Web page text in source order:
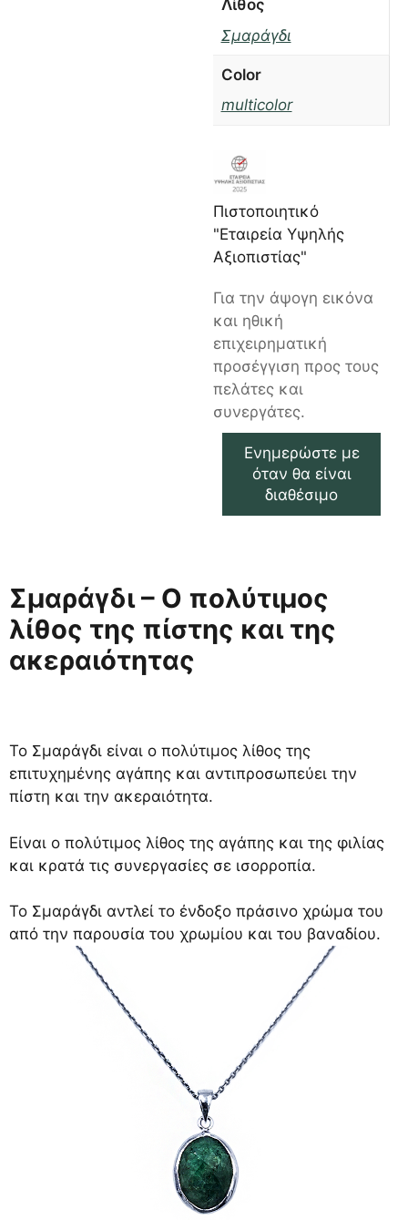
Λίθος
Σμαράγδι
Color
multicolor
Πιστοποιητικό
"Εταιρεία Υψηλής
Αξιοπιστίας"
Για την άψογη εικόνα
και ηθική
επιχειρηματική
προσέγγιση προς τους
πελάτες και
συνεργάτες.
Ενημερώστε με
όταν θα είναι
διαθέσιμο
Σμαράγδι – Ο πολύτιμος
λίθος της πίστης και της
ακεραιότητας
Το Σμαράγδι είναι ο πολύτιμος λίθος της
επιτυχημένης αγάπης και αντιπροσωπεύει την
πίστη και την ακεραιότητα.
Είναι ο πολύτιμος λίθος της αγάπης και της φιλίας
και κρατά τις συνεργασίες σε ισορροπία.
Το Σμαράγδι αντλεί το ένδοξο πράσινο χρώμα του
από την παρουσία του χρωμίου και του βαναδίου.